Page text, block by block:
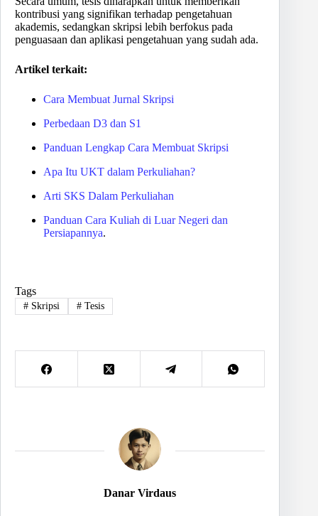
kontribusi yang signifikan terhadap pengetahuan
akademis, sedangkan skripsi lebih berfokus pada
penguasaan dan aplikasi pengetahuan yang sudah ada.
Artikel terkait:
Cara Membuat Jurnal Skripsi
Perbedaan D3 dan S1
Panduan Lengkap Cara Membuat Skripsi
Apa Itu UKT dalam Perkuliahan?
Arti SKS Dalam Perkuliahan
Panduan Cara Kuliah di Luar Negeri dan
Persiapannya.
Tags
#Skripsi #Tesis
Danar Virdaus